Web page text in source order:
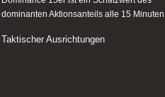
dominanten Aktionsanteils alle 15 Minuten
Taktischer Ausrichtungen